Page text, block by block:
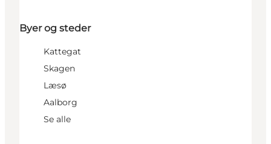
Byer og steder
Kattegat
Skagen
Læsø
Aalborg
Se alle